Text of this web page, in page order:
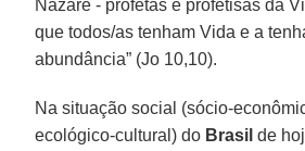
Nazaré - profetas e profetisas da
que todos/as tenham Vida e a
abundância” (Jo 10,10).
Na situação social (sócio-
ecológico-cultural) do Brasil de